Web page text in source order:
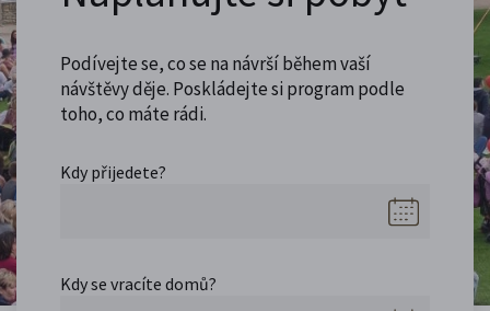
Podívejte se, co se na návrší během vaší
návštěvy děje. Poskládejte si program podle
toho, co máte rádi.
Kdy přijedete?
Kdy se vracíte domů?